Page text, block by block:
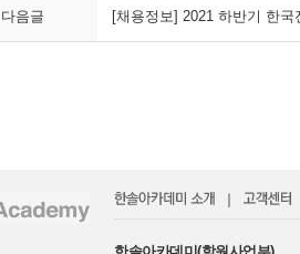
다음글 [채용정보] 2021 하반기 한
｜